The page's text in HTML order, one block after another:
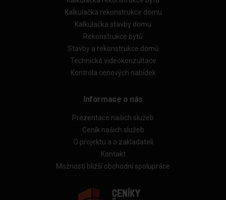
Kalkulačka rekonstrukce domu
Kalkulačka stavby domu
Rekonstrukce bytů
Stavby a rekonstrukce domů
Technická videokonzultace
Kontrola cenových nabídek
Informace o nás
Prezentace našich služeb
Ceník našich služeb
O projektu a o zakladateli
Kontakt
Možnosti bližší obchodní spolupráce